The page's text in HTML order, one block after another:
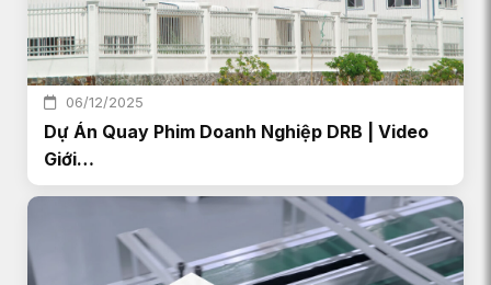
06/12/2025
Dự Án Quay Phim Doanh Nghiệp DRB | Video
Giới…